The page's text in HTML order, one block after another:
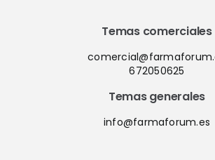
Temas comerciales
672050625
Temas generales
info@farmaforum.es